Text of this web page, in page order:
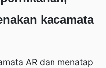
kacamata
AR dan menatap